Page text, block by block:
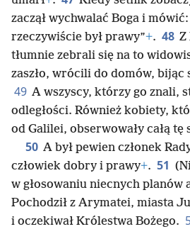
zaczął wychwalać Boga i
rzeczywiście był prawy”+. 48 Z
tłumnie zebrali się na to
zaszło, wrócili do domów, bijąc
49 A wszyscy, którzy go znali,
odległości. Również kobiety,
od Galilei, obserwowały całą tę
50 A był pewien członek
człowiek dobry i prawy+. 51
w głosowaniu niecnych planów
Pochodził z Arymatei, miasta
i oczekiwał Królestwa Bożego.